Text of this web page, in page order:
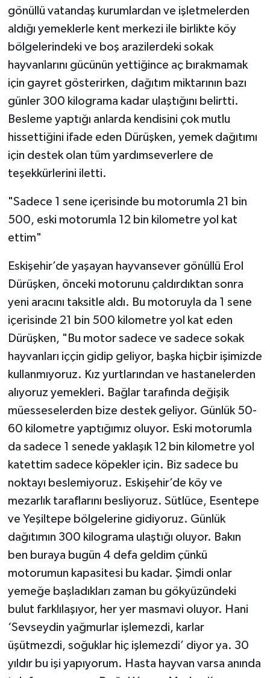
gönüllü vatandaş kurumlardan ve işletmelerden
aldığı yemeklerle kent merkezi ile birlikte köy
bölgelerindeki ve boş arazilerdeki sokak
hayvanlarını gücünün yettiğince aç bırakmamak
için gayret gösterirken, dağıtım miktarının bazı
günler 300 kilograma kadar ulaştığını belirtti.
Besleme yaptığı anlarda kendisini çok mutlu
hissettiğini ifade eden Dürüşken, yemek dağıtımı
için destek olan tüm yardımseverlere de
teşekkürlerini iletti.
"Sadece 1 sene içerisinde bu motorumla 21 bin
500, eski motorumla 12 bin kilometre yol kat
ettim"
Eskişehir’de yaşayan hayvansever gönüllü Erol
Dürüşken, önceki motorunu çaldırdıktan sonra
yeni aracını taksitle aldı. Bu motoruyla da 1 sene
içerisinde 21 bin 500 kilometre yol kat eden
Dürüşken, "Bu motor sadece ve sadece sokak
hayvanları iççin gidip geliyor, başka hiçbir işimizde
kullanmıyoruz. Kız yurtlarından ve hastanelerden
alıyoruz yemekleri. Bağlar tarafında değişik
müesseselerden bize destek geliyor. Günlük 50-
60 kilometre yaptığımız oluyor. Eski motorumla
da sadece 1 senede yaklaşık 12 bin kilometre yol
katettim sadece köpekler için. Biz sadece bu
noktayı beslemiyoruz. Eskişehir’de köy ve
mezarlık taraflarını besliyoruz. Sütlüce, Esentepe
ve Yeşiltepe bölgelerine gidiyoruz. Günlük
dağıtımın 300 kilograma ulaştığı oluyor. Bakın
ben buraya bugün 4 defa geldim çünkü
motorumun kapasitesi bu kadar. Şimdi onlar
yemeğe başladıkları zaman bu gökyüzündeki
bulut farklılaşıyor, her yer masmavi oluyor. Hani
‘Sevseydin yağmurlar işlemezdi, karlar
üşütmezdi, soğuklar hiç işlemezdi’ diyor ya. 30
yıldır bu işi yapıyorum. Hasta hayvan varsa anında